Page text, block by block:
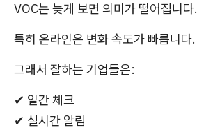
VOC는 늦게 보면 의미가 떨어집니다.
특히 온라인은 변화 속도가 빠릅니다.
그래서 잘하는 기업들은:
✔ 일간 체크
✔ 실시간 알림